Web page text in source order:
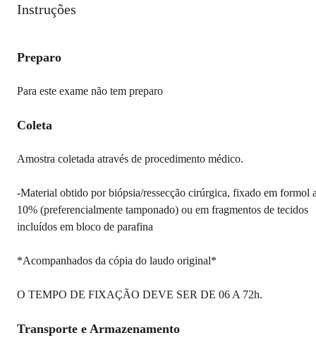
Instruções
Preparo
Para este exame não tem preparo
Coleta
Amostra coletada através de procedimento médico.
-Material obtido por biópsia/ressecção cirúrgica, fixado em formol
10% (preferencialmente tamponado) ou em fragmentos de tecidos
incluídos em bloco de parafina
*Acompanhados da cópia do laudo original*
O TEMPO DE FIXAÇÃO DEVE SER DE 06 A 72h.
Transporte e Armazenamento